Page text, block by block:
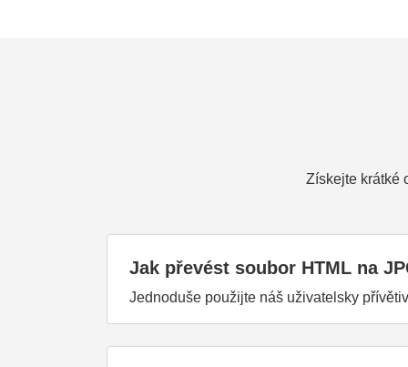
Získejte krátké
Jak převést soubor HTML na
Jednoduše použijte náš uživatelsky